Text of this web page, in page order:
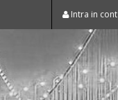
Intra in cont